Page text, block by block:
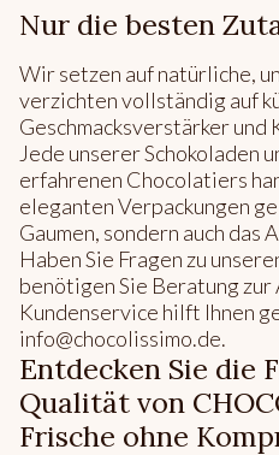
Nur die besten
Wir setzen auf natürliche,
verzichten vollständig auf
Geschmacksverstärker
Jede unserer Schokoladen
erfahrenen Chocolatiers
eleganten Verpackungen
Gaumen, sondern auch das
Haben Sie Fragen zu
benötigen Sie Beratung
Kundenservice hilft Ihnen
info@chocolissimo.de.
Entdecken Sie die
Qualität von
Frische ohne